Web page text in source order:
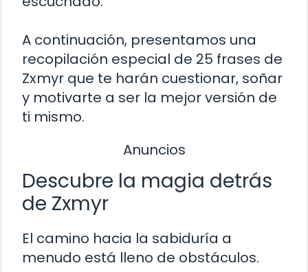
A continuación, presentamos una
recopilación especial de 25 frases de
Zxmyr que te harán cuestionar, soñar
y motivarte a ser la mejor versión de
ti mismo.
Anuncios
Descubre la magia detrás
de Zxmyr
El camino hacia la sabiduría a
menudo está lleno de obstáculos.